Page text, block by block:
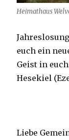
Heimathaus
euch ein
Geist in
Hesekiel
Liebe